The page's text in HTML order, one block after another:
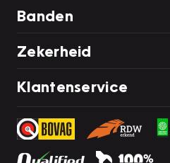
Banden
Zekerheid
Klantenservice